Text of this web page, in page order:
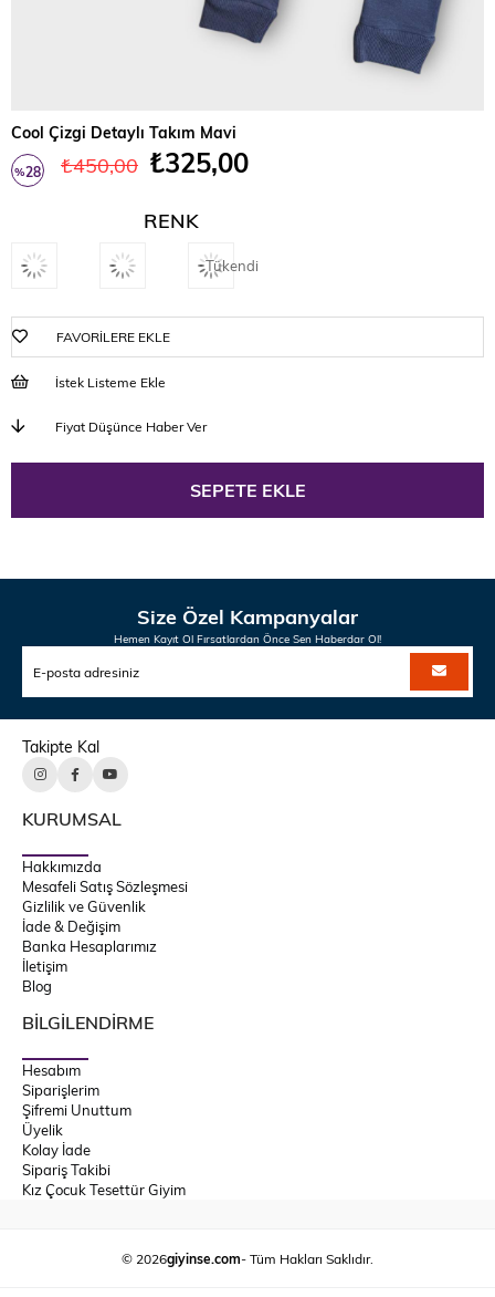
Cool Çizgi Detaylı Takım Mavi
%28 ₺450,00 ₺325,00
RENK
Tükendi
FAVORILERE EKLE
İstek Listeme Ekle
Fiyat Düşünce Haber Ver
Size Özel Kampanyalar
Hemen Kayıt Ol Fırsatlardan Önce Sen Haberdar Ol!
Takipte Kal
KURUMSAL
Hakkımızda
Mesafeli Satış Sözleşmesi
Gizlilik ve Güvenlik
İade & Değişim
Banka Hesaplarımız
İletişim
Blog
BİLGİLENDİRME
Hesabım
Siparişlerim
Şifremi Unuttum
Üyelik
Kolay İade
Sipariş Takibi
Kız Çocuk Tesettür Giyim
© 2026giyinse.com- Tüm Hakları Saklıdır.